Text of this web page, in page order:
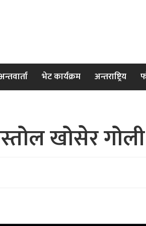
भेट कार्यक्रम अन्तराष्ट्रिय
खोसेर